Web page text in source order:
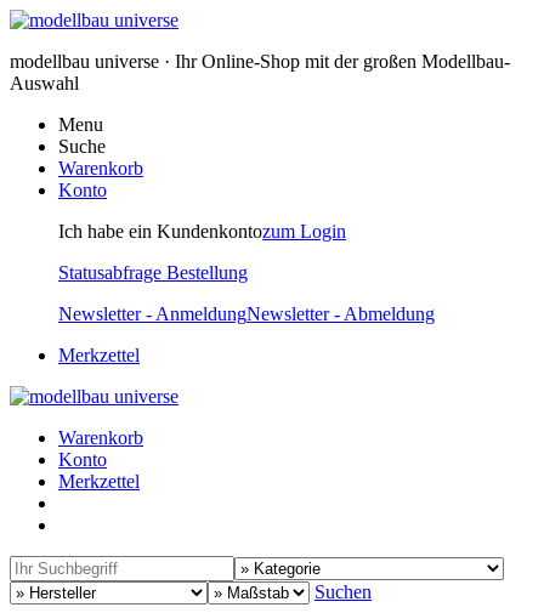
modellbau universe · Ihr Online-Shop mit der großen Modellbau-
Auswahl
Menu
Suche
Warenkorb
Konto
Ich habe ein Kundenkontozum Login
Statusabfrage Bestellung
Newsletter - AnmeldungNewsletter - Abmeldung
Merkzettel
Warenkorb
Konto
Merkzettel
Suchen